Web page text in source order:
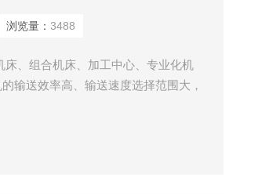
浏览量：3488
、组合机床、加工中心、专业化机
输送效率高、输送速度选择范围大，
板式排屑机工作运转平稳、无噪音，
可靠，是现代化生产中*的机床辅助设